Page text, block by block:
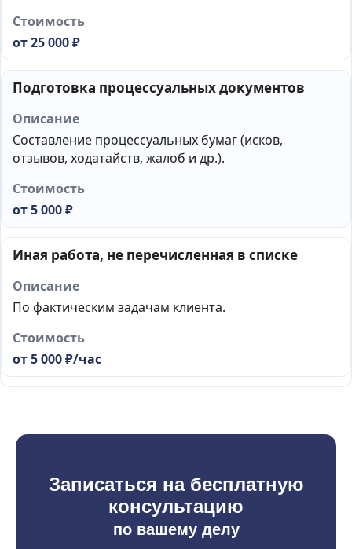
от 25 000 ₽
Подготовка процессуальных документов
Составление процессуальных бумаг (исков,
отзывов, ходатайств, жалоб и др.).
от 5 000 ₽
Иная работа, не перечисленная в списке
По фактическим задачам клиента.
от 5 000 ₽/час
Записаться на бесплатную
консультацию
по вашему делу